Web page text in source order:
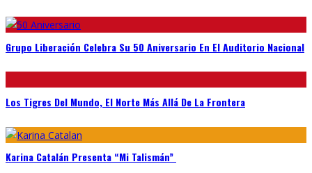
Grupo Liberación Celebra Su 50 Aniversario En El Auditorio Nacional
Los Tigres Del Mundo, El Norte Más Allá De La Frontera
Karina Catalán Presenta “Mi Talismán”